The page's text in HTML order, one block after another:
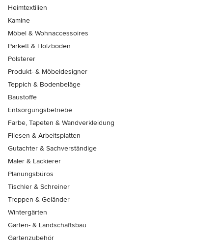
Heimtextilien
Kamine
Möbel & Wohnaccessoires
Parkett & Holzböden
Polsterer
Produkt- & Möbeldesigner
Teppich & Bodenbeläge
Baustoffe
Entsorgungsbetriebe
Farbe, Tapeten & Wandverkleidung
Fliesen & Arbeitsplatten
Gutachter & Sachverständige
Maler & Lackierer
Planungsbüros
Tischler & Schreiner
Treppen & Geländer
Wintergärten
Garten- & Landschaftsbau
Gartenzubehör